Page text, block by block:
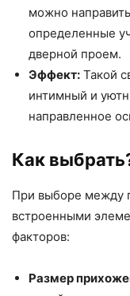
можно
определенные
дверной проем.
Эффект: Такой
интимный и
направленное
Как
При выборе между
встроенными
факторов:
Размер